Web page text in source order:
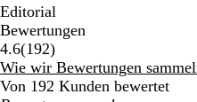
Editorial
Bewertungen
4.6(192192
Bewertungen
)
Wie wir Bewertungen
Von 192 Kunden bewertet